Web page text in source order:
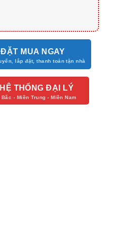
ĐẶT MUA NGAY
HỆ THỐNG ĐẠI LÝ